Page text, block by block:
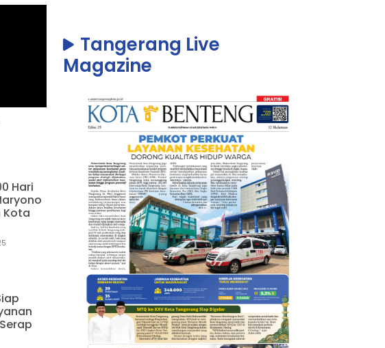
Hari
Kota
Tangerang Live
Magazine